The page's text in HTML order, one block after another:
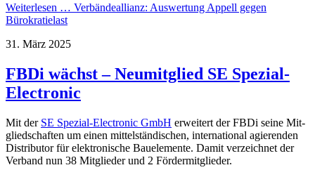
Weiterlesen … Verbändeallianz: Auswertung Appell gegen
Bürokratielast
31. März 2025
FBDi wächst – Neumitglied SE Spezial-
Electronic
Mit der SE Spezial-Electronic GmbH erweitert der FBDi seine Mit­
glied­schaften um einen mittel­stän­di­schen, inter­na­tio­nal agie­ren­den
Distri­butor für elektro­ni­sche Bau­ele­mente. Damit ver­zeichnet der
Ver­band nun 38 Mit­glie­der und 2 För­der­mitglieder.